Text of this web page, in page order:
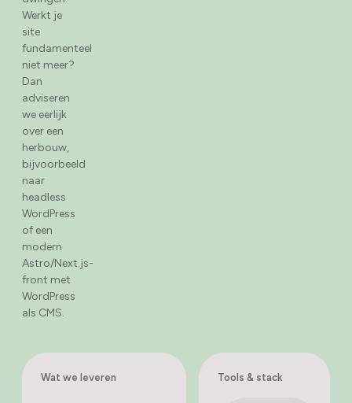
Werkt je
site
fundamenteel
niet meer?
Dan
adviseren
we eerlijk
over een
herbouw,
bijvoorbeeld
naar
headless
WordPress
of een
modern
Astro/Next.js-
front met
WordPress
als CMS.
Wat we leveren Tools & stack